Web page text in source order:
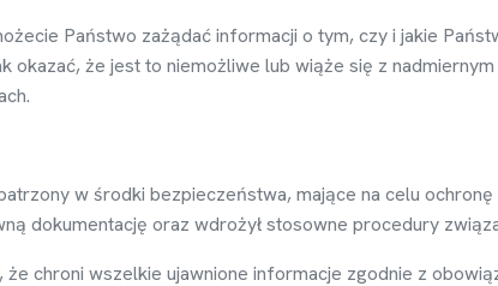
żecie Państwo zażądaćinformacji o tym, czy i jakie Pań
okazać, że jest to niemożliwe lub wiąże się z nadmiernym
wśrodki bezpieczeństwa, mające na celu ochronę
ą dokumentację oraz wdrożył stosowne procedury zwią
że chroni wszelkie ujawnione informacje zgodnie z obowią